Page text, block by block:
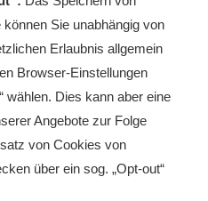
Sie unabhängig von
Erlaubnis allgemein
Browser-Einstellungen
wählen. Dies kann aber eine
Angebote zur Folge
von Cookies von
über ein sog. „Opt-out“